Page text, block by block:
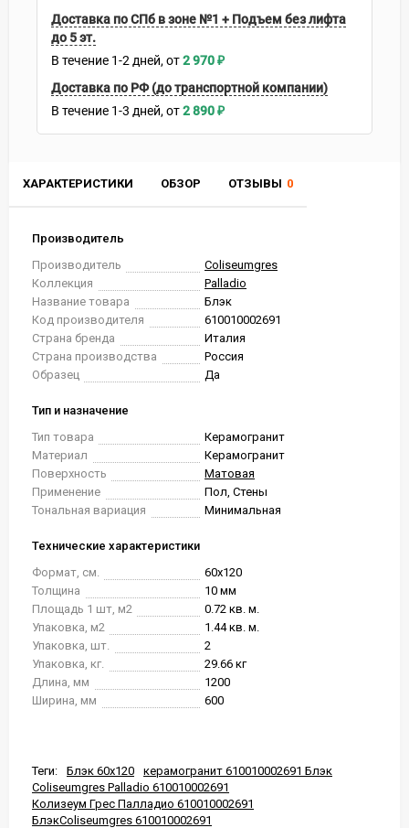
ХАРАКТЕРИСТИКИ ОБЗОР ОТЗЫВЫ 0
Производитель
Производитель
Coliseumgres
Коллекция
Palladio
Название товара
Блэк
Код производителя
610010002691
Страна бренда
Италия
Страна производства
Россия
Образец
Да
Тип и назначение
Тип товара
Керамогранит
Материал
Керамогранит
Поверхность
Матовая
Применение
Пол, Стены
Тональная вариация
Минимальная
Технические характеристики
Формат, см.
60x120
Толщина
10 мм
Площадь 1 шт, м2
0.72 кв. м.
Упаковка, м2
1.44 кв. м.
Упаковка, шт.
2
Упаковка, кг.
29.66 кг
Длина, мм
1200
Ширина, мм
600
Теги: Блэк 60x120
керамогранит 610010002691 Блэк
Coliseumgres Palladio 610010002691
Колизеум Грес Палладио 610010002691
БлэкColiseumgres 610010002691
Доставка по СПб в зоне №1 + Подъем без лифта
до 5 эт.
В течение 1-2 дней 2 970₽
Доставка по РФ (до транспортной компании)
В течение 1-3 дней 2 890₽